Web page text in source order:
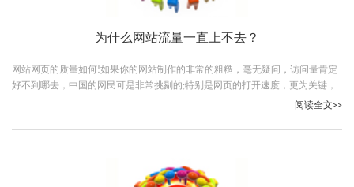
为什么网站流量一直上不去？
网站网页的质量如何!如果你的网站制作的非常的粗糙，毫无疑问，访问量肯定
好不到哪去，中国的网民可是非常挑剔的;特别是网页的打开速度，更为关键，
阅读全文>>